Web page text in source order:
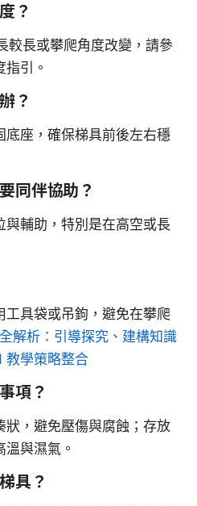
？
較長或攀爬角度改變，請參
引。
？
底座，確保梯具前後左右穩
同伴協助？
與輔助，特別是在高空或長
具袋或吊鉤，避免在攀爬
解析：引導探究、建構知識
教學策略整合
項？
狀，避免壓傷與腐蝕；存放
與濕氣。
具？